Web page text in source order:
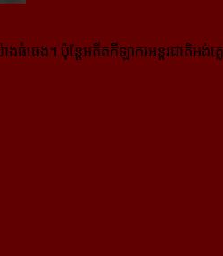
េង។ ប៉ុន្តែអតីតកីឡាករអន្តរជាតិអ